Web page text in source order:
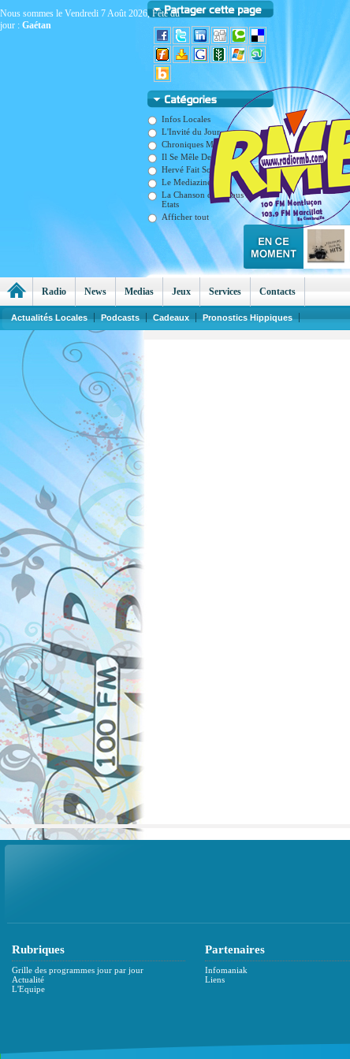
Infos Locales
L'Invité du Jour
Chroniques Matinales
Il Se Mêle De Tout
Hervé Fait Son Cinéma
Le Mediazine
La Chanson dans Tous ses
Etats
Afficher tout
Rubriques
Grille des programmes jour par jour
Actualité
L'Equipe
Partenaires
Infomaniak
Liens
Radio News Medias Jeux Services Contacts
Actualités Locales Podcasts Cadeaux Pronostics Hippiques
Nous sommes le Vendredi 7 Août 2026, Fête du
jour : Gaétan